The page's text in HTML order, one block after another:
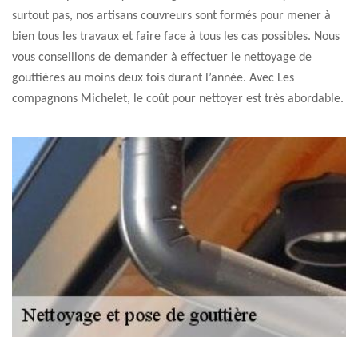
surtout pas, nos artisans couvreurs sont formés pour mener à
bien tous les travaux et faire face à tous les cas possibles. Nous
vous conseillons de demander à effectuer le nettoyage de
gouttières au moins deux fois durant l’année. Avec Les
compagnons Michelet, le coût pour nettoyer est très abordable.